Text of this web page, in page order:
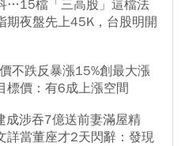
…15檔「三高股」這檔法
期夜盤先上45K，台股明開
不跌反暴漲15%創最大漲
標價：有6成上漲空間
成涉吞7億送前妻滿屋精
詳當董座才2天閃辭：發現